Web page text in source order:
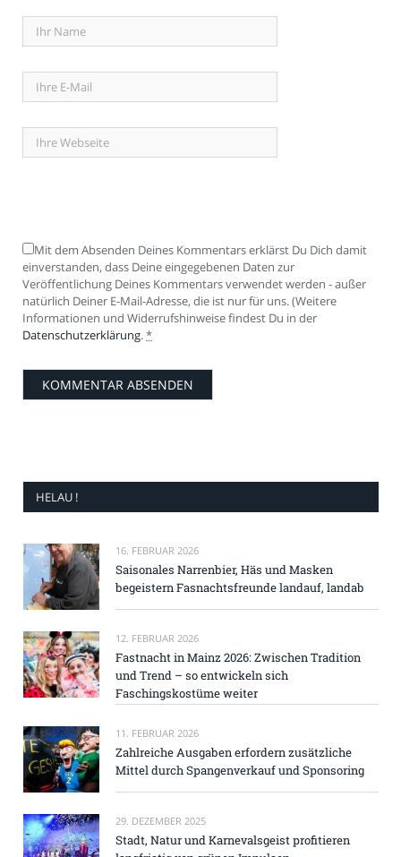
Mit dem Absenden Deines Kommentars erklärst Du Dich damit
einverstanden, dass Deine eingegebenen Daten zur
Veröffentlichung Deines Kommentars verwendet werden - außer
natürlich Deiner E-Mail-Adresse, die ist nur für uns. (Weitere
Informationen und Widerrufshinweise findest Du in der
Datenschutzerklärung.*
HELAU !
16. FEBRUAR 2026
Saisonales Narrenbier, Häs und Masken
begeistern Fasnachtsfreunde landauf, landab
12. FEBRUAR 2026
Fastnacht in Mainz 2026: Zwischen Tradition
und Trend – so entwickeln sich
Faschingskostüme weiter
11. FEBRUAR 2026
Zahlreiche Ausgaben erfordern zusätzliche
Mittel durch Spangenverkauf und Sponsoring
29. DEZEMBER 2025
Stadt, Natur und Karnevalsgeist profitieren